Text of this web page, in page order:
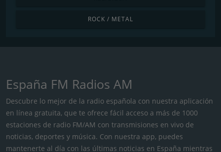
ROCK / METAL
España FM Radios AM
Descubre lo mejor de la radio española con nuestra aplicación
en línea gratuita, que te ofrece fácil acceso a más de 1000
estaciones de radio FM/AM con transmisiones en vivo de
noticias, deportes y música. Con nuestra app, puedes
mantenerte al día con las últimas noticias en España mientras